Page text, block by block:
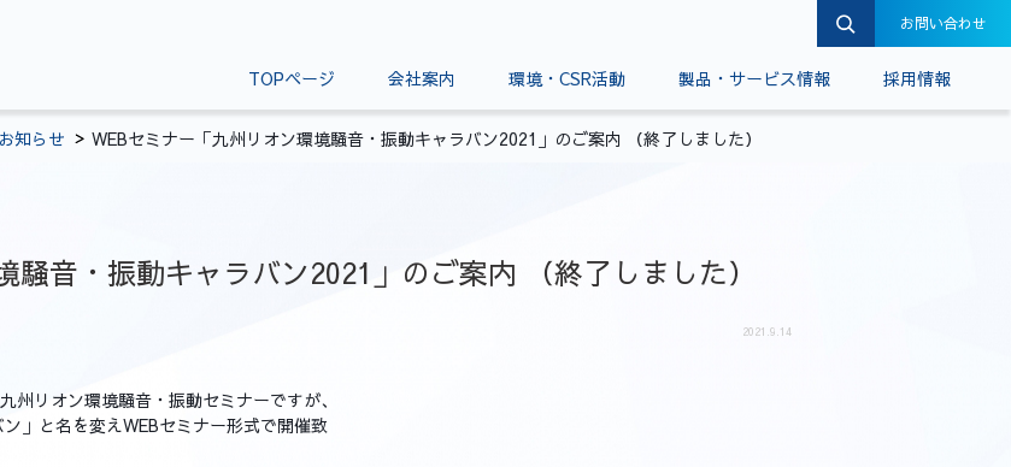
TOPページ 会社案内 環境・CSR活動 製品・サービス情報 採用情報
お問い合わせ
お知らせ WEBセミナー「九州リオン環境騒音・振動キャラバン2021」のご案内 （終了しました）
音・振動キャラバン2021」のご案内 （終了しました）
2021.9.14
リオン環境騒音・振動セミナーですが、
」と名を変えWEBセミナー形式で開催致